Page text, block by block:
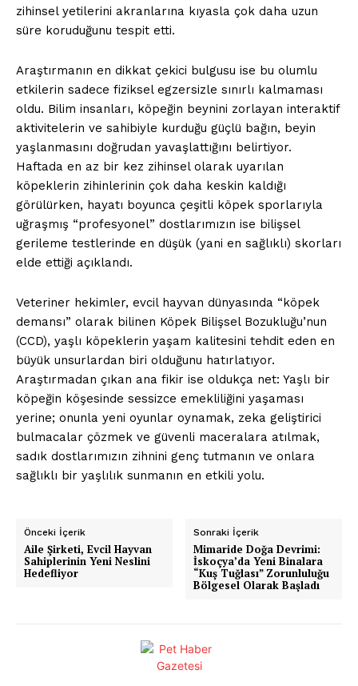
zihinsel yetilerini akranlarına kıyasla çok daha uzun
süre koruduğunu tespit etti.
Araştırmanın en dikkat çekici bulgusu ise bu olumlu
etkilerin sadece fiziksel egzersizle sınırlı kalmaması
oldu. Bilim insanları, köpeğin beynini zorlayan interaktif
aktivitelerin ve sahibiyle kurduğu güçlü bağın, beyin
yaşlanmasını doğrudan yavaşlattığını belirtiyor.
Haftada en az bir kez zihinsel olarak uyarılan
köpeklerin zihinlerinin çok daha keskin kaldığı
görülürken, hayatı boyunca çeşitli köpek sporlarıyla
uğraşmış “profesyonel” dostlarımızın ise bilişsel
gerileme testlerinde en düşük (yani en sağlıklı) skorları
elde ettiği açıklandı.
Veteriner hekimler, evcil hayvan dünyasında “köpek
demansı” olarak bilinen Köpek Bilişsel Bozukluğu’nun
(CCD), yaşlı köpeklerin yaşam kalitesini tehdit eden en
büyük unsurlardan biri olduğunu hatırlatıyor.
Araştırmadan çıkan ana fikir ise oldukça net: Yaşlı bir
köpeğin köşesinde sessizce emekliliğini yaşaması
yerine; onunla yeni oyunlar oynamak, zeka geliştirici
bulmacalar çözmek ve güvenli maceralara atılmak,
sadık dostlarımızın zihnini genç tutmanın ve onlara
sağlıklı bir yaşlılık sunmanın en etkili yolu.
Önceki İçerik
Aile Şirketi, Evcil Hayvan
Sahiplerinin Yeni Neslini
Hedefliyor
Sonraki İçerik
Mimaride Doğa Devrimi:
İskoçya’da Yeni Binalara
“Kuş Tuğlası” Zorunluluğu
Bölgesel Olarak Başladı